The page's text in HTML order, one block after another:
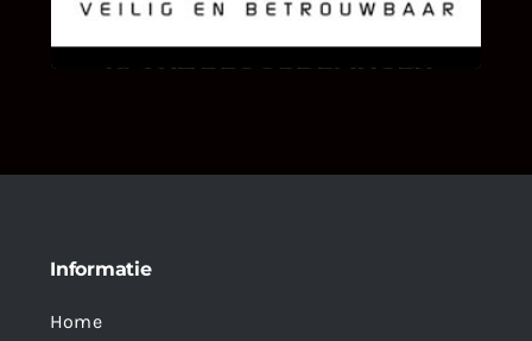
als klant van ons en onze diensten vindt.
Informatie
Home